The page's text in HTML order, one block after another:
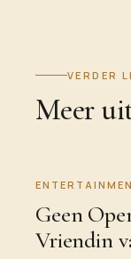
VERDER
Meer
Geen
Vriendin